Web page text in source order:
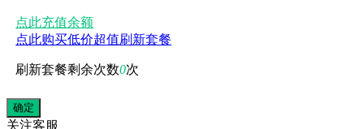
点此充值余额
点此购买低价超值刷新套餐
刷新套餐剩余次数0次
关注客服